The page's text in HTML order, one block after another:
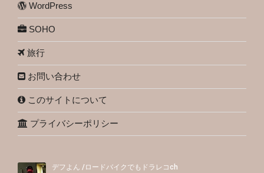
WordPress
SOHO
旅行
お問い合わせ
このサイトについて
プライバシーポリシー